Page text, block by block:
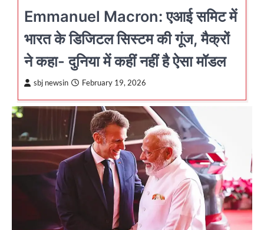
Emmanuel Macron: एआई समिट में
भारत के डिजिटल सिस्टम की गूंज, मैक्रों
ने कहा- दुनिया में कहीं नहीं है ऐसा मॉडल
sbj newsin February 19, 2026